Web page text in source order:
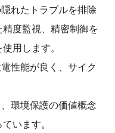
れたトラブルを排除
度監視、精密制御を
用します。
性能が良く、サイク
環境保護の価値概念
います。